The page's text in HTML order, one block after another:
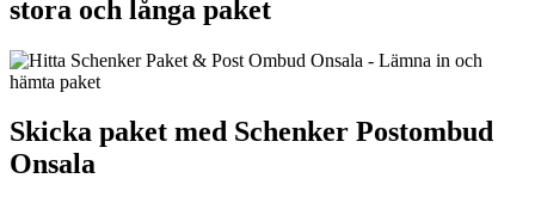
stora och långa paket
Skicka paket med Schenker Postombud
Onsala